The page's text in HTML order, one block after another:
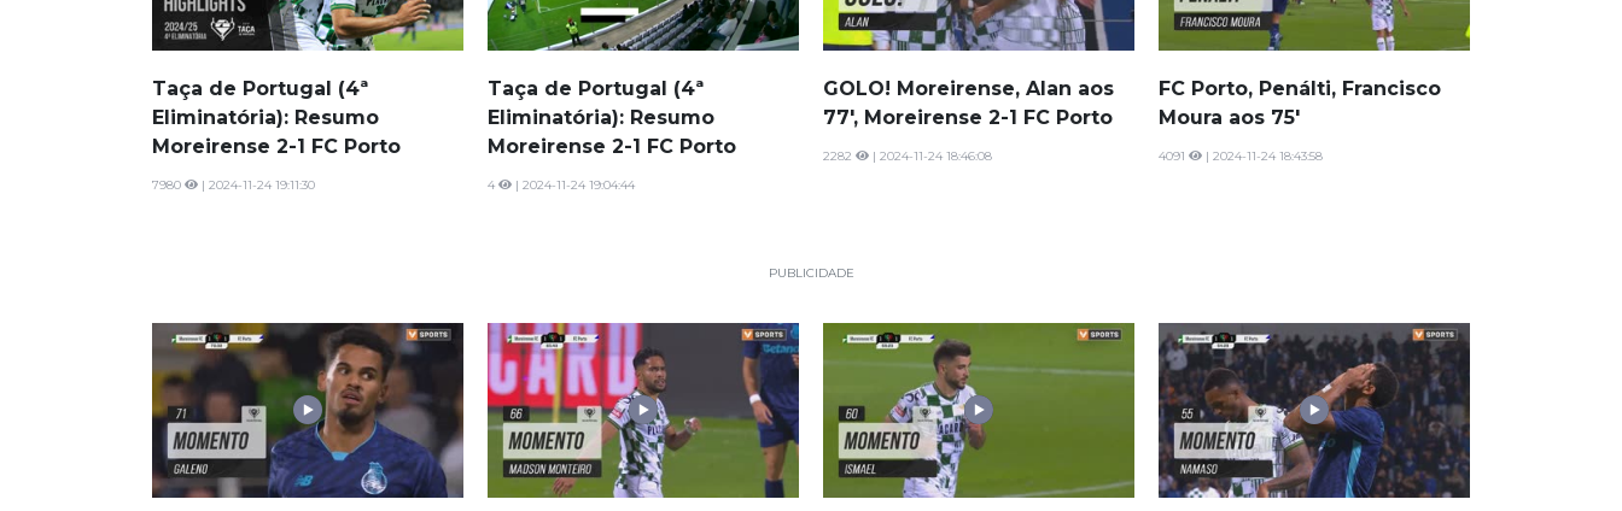
Taça de Portugal (4ª
Eliminatória): Resumo
Moreirense 2-1 FC Porto
7980 | 2024-11-24 19:11:30
Taça de Portugal (4ª
Eliminatória): Resumo
Moreirense 2-1 FC Porto
4 | 2024-11-24 19:04:44
GOLO! Moreirense, Alan aos
77', Moreirense 2-1 FC Porto
2282 | 2024-11-24 18:46:08
FC Porto, Penálti, Francisco
Moura aos 75'
4091 | 2024-11-24 18:43:58
PUBLICIDADE